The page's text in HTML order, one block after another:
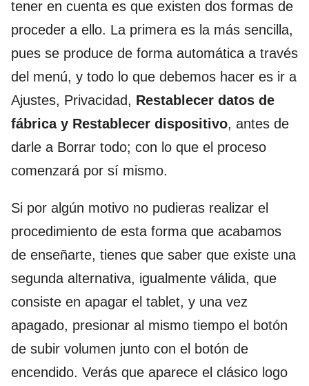
tener en cuenta es que existen dos formas de
proceder a ello. La primera es la más sencilla,
pues se produce de forma automática a través
del menú, y todo lo que debemos hacer es ir a
Ajustes, Privacidad, Restablecer datos de
fábrica y Restablecer dispositivo, antes de
darle a Borrar todo; con lo que el proceso
comenzará por sí mismo.
Si por algún motivo no pudieras realizar el
procedimiento de esta forma que acabamos
de enseñarte, tienes que saber que existe una
segunda alternativa, igualmente válida, que
consiste en apagar el tablet, y una vez
apagado, presionar al mismo tiempo el botón
de subir volumen junto con el botón de
encendido. Verás que aparece el clásico logo